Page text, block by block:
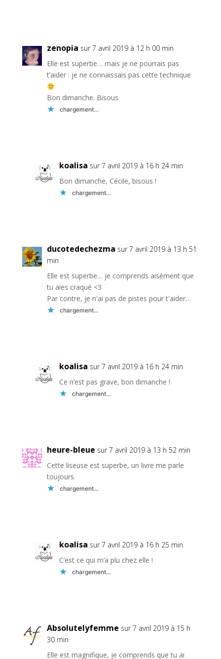
zenopia sur 7 avril 2019 à 12 h 00 min
Elle est superbe… mais je ne pourrais pas
t’aider : je ne connaissais pas cette technique
Bon dimanche. Bisous
chargement…
koalisa sur 7 avril 2019 à 16 h 24 min
Bon dimanche, Cécile, bisous !
chargement…
ducotedechezma sur 7 avril 2019 à 13 h 51
min
Elle est superbe… je comprends aisément que
tu aies craqué <3
Par contre, je n'ai pas de pistes pour t'aider…
chargement…
koalisa sur 7 avril 2019 à 16 h 24 min
Ce n’est pas grave, bon dimanche !
chargement…
heure-bleue sur 7 avril 2019 à 13 h 52 min
Cette liseuse est superbe, un livre me parle
toujours.
chargement…
koalisa sur 7 avril 2019 à 16 h 25 min
C’est ce qui m’a plu chez elle !
chargement…
Absolutelyfemme sur 7 avril 2019 à 15 h
30 min
Elle est magnifique, je comprends que tu ai